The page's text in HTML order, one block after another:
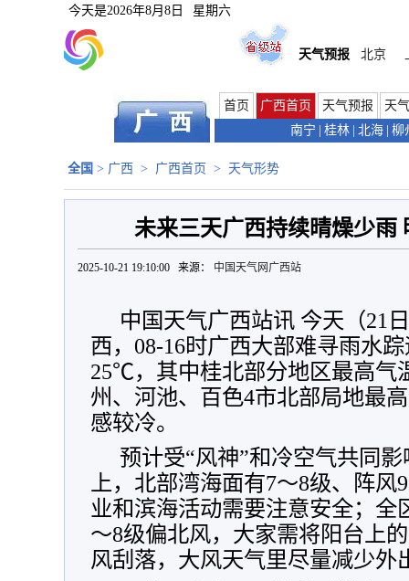
今天是2026年8月8日 星期六
天气预报 北京
首页 广西首页 天气预报
天
南宁
桂林 北海 柳
全国 > 广西 > 广西首页 > 天气形势
未来三天广西持续晴燥少雨
2025-10-21 19:10:00 来源： 中国天气网广西站
中国天气广西站讯 今天（21
西，08-16时广西大部难寻雨水
25℃，其中桂北部分地区最高气
州、河池、百色4市北部局地最
感较冷。
预计受“风神”和冷空气共同
上，北部湾海面有7～8级、阵
业和滨海活动需要注意安全；全
～8级偏北风，大家需将阳台上
风刮落，大风天气里尽量减少外